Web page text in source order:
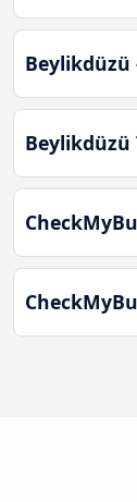
Beylikdüzü
Beylikdüzü